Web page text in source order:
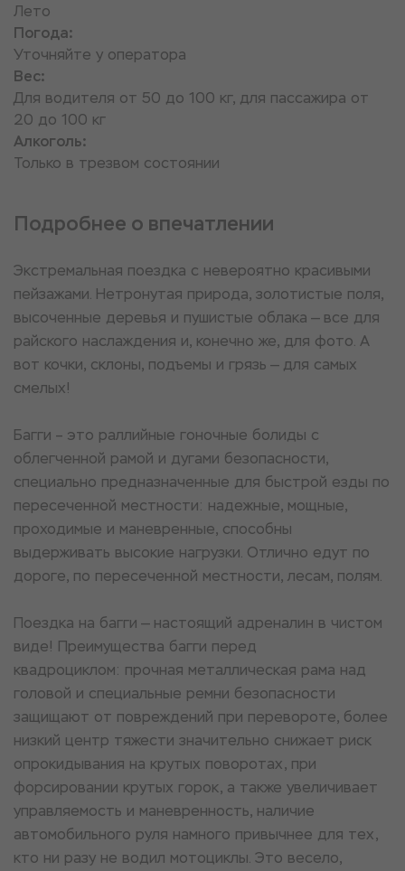
Лето
Погода:
Уточняйте у оператора
Вес:
Для водителя от 50 до 100 кг, для пассажира от
20 до 100 кг
Алкоголь:
Только в трезвом состоянии
Подробнее о впечатлении
Экстремальная поездка с невероятно красивыми
пейзажами. Нетронутая природа, золотистые поля,
высоченные деревья и пушистые облака — все для
райского наслаждения и, конечно же, для фото. А
вот кочки, склоны, подъемы и грязь — для самых
смелых!
Багги – это раллийные гоночные болиды с
облегченной рамой и дугами безопасности,
специально предназначенные для быстрой езды по
пересеченной местности: надежные, мощные,
проходимые и маневренные, способны
выдерживать высокие нагрузки. Отлично едут по
дороге, по пересеченной местности, лесам, полям.
Поездка на багги — настоящий адреналин в чистом
виде! Преимущества багги перед
квадроциклом: прочная металлическая рама над
головой и специальные ремни безопасности
защищают от повреждений при перевороте, более
низкий центр тяжести значительно снижает риск
опрокидывания на крутых поворотах, при
форсировании крутых горок, а также увеличивает
управляемость и маневренность, наличие
автомобильного руля намного привычнее для тех,
кто ни разу не водил мотоциклы. Это весело,